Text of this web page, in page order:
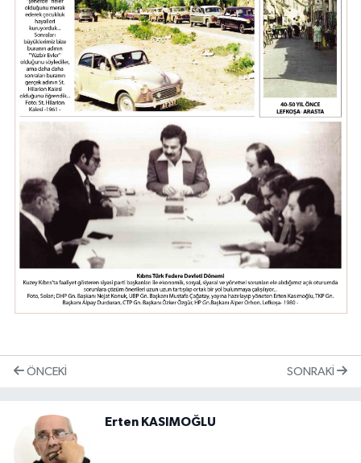
ÖNCEKI SONRAKI
Erten KASIMOĞLU